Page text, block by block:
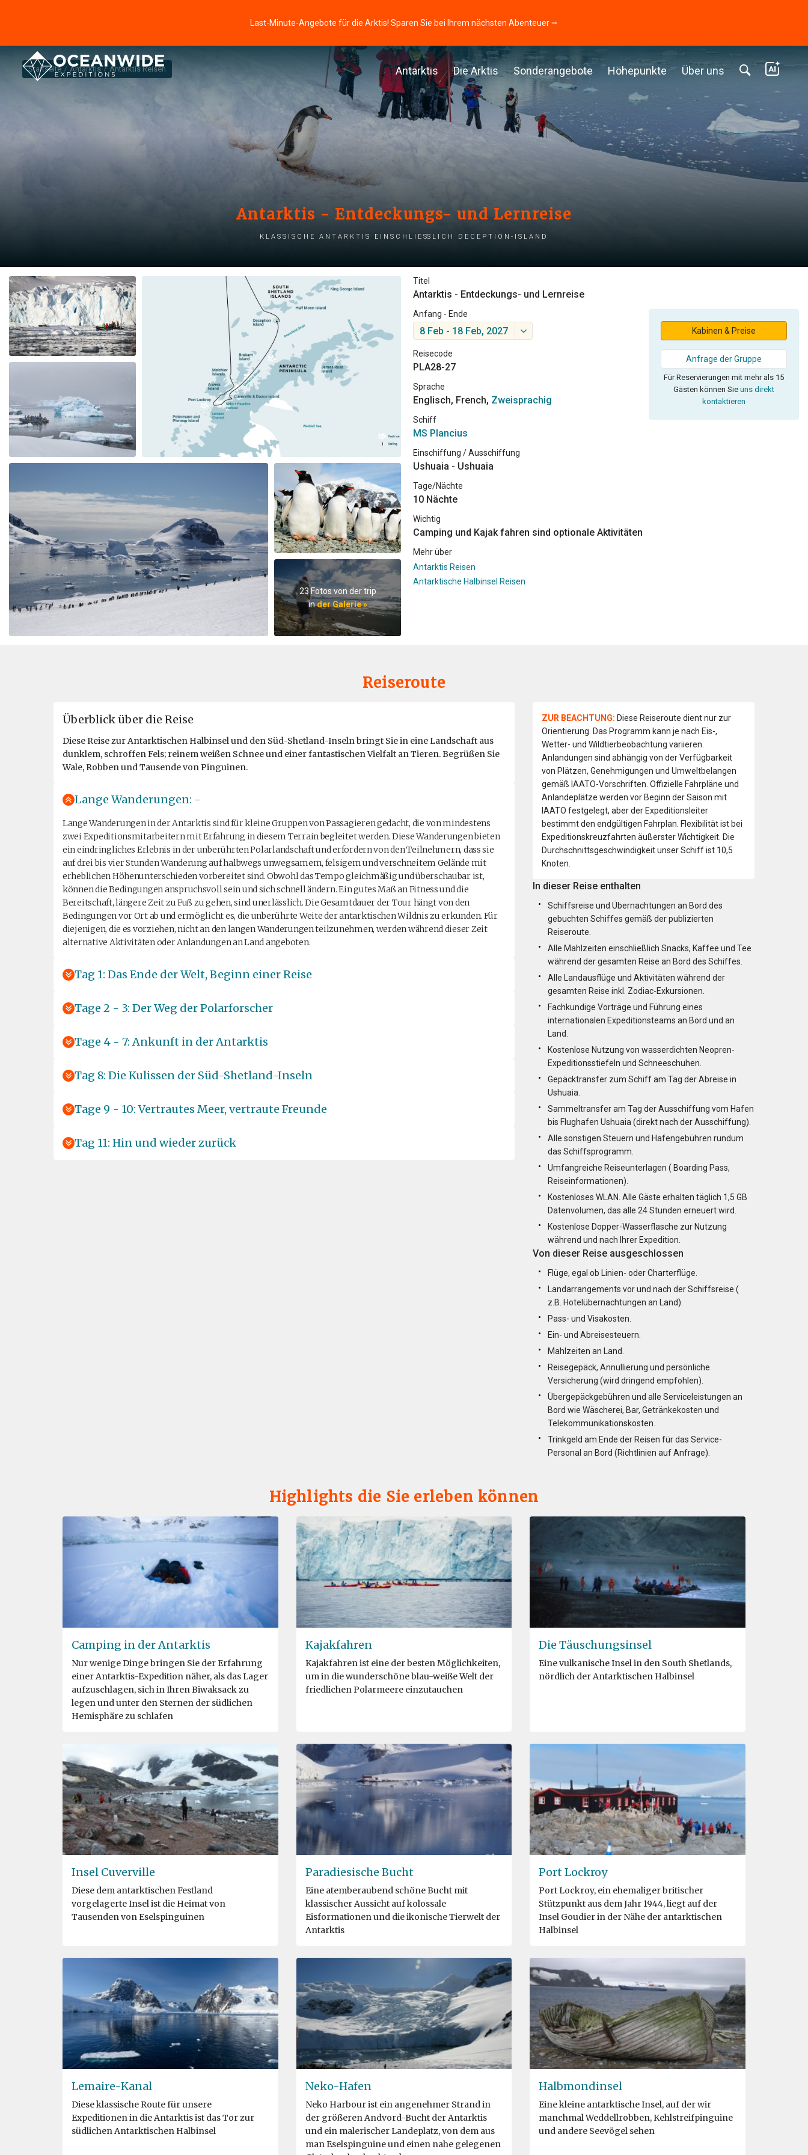
Last-Minute-Angebote für die Arktis! Sparen Sie bei Ihrem nächsten Abenteuer ⭢
Antarktis Die Arktis Sonderangebote Höhepunkte Über uns
Startseite Antarktis Antarktis Reisen
Antarktis - Entdeckungs- und Lernreise
Klassische Antarktis einschließlich Deception-Island
23 Fotos von der trip
inder Galerie »
Titel
Antarktis - Entdeckungs- und Lernreise
Anfang - Ende
8 Feb - 18 Feb, 2027
Reisecode
PLA28-27
Sprache
Englisch, French, Zweisprachig
Schiff
MS Plancius
Einschiffung / Ausschiffung
Ushuaia - Ushuaia
Tage/Nächte
10 Nächte
Wichtig
Camping und Kajak fahren sind optionale Aktivitäten
Mehr über
Antarktis Reisen
Antarktische Halbinsel Reisen
Kabinen & Preise
Anfrage der Gruppe
Für Reservierungen mit mehr als 15
Gästen können Sie uns direkt
kontaktieren
Reiseroute
Überblick über die Reise
Diese Reise zur Antarktischen Halbinsel und den Süd-Shetland-Inseln bringt Sie in eine Landschaft aus
dunklem, schroffen Fels; reinem weißen Schnee und einer fantastischen Vielfalt an Tieren. Begrüßen Sie
Wale, Robben und Tausende von Pinguinen.
Lange Wanderungen: -
Lange Wanderungen in der Antarktis sind für kleine Gruppen von Passagieren gedacht, die von mindestens
zwei Expeditionsmitarbeitern mit Erfahrung in diesem Terrain begleitet werden. Diese Wanderungen bieten
ein eindringliches Erlebnis in der unberührten Polarlandschaft und erfordern von den Teilnehmern, dass sie
auf drei bis vier Stunden Wanderung auf halbwegs unwegsamem, felsigem und verschneitem Gelände mit
erheblichen Höhenunterschieden vorbereitet sind. Obwohl das Tempo gleichmäßig und überschaubar ist,
können die Bedingungen anspruchsvoll sein und sich schnell ändern. Ein gutes Maß an Fitness und die
Bereitschaft, längere Zeit zu Fuß zu gehen, sind unerlässlich. Die Gesamtdauer der Tour hängt von den
Bedingungen vor Ort ab und ermöglicht es, die unberührte Weite der antarktischen Wildnis zu erkunden. Für
diejenigen, die es vorziehen, nicht an den langen Wanderungen teilzunehmen, werden während dieser Zeit
alternative Aktivitäten oder Anlandungen an Land angeboten.
Tag 1: Das Ende der Welt, Beginn einer Reise
Tage 2 - 3: Der Weg der Polarforscher
Tage 4 - 7: Ankunft in der Antarktis
Tag 8: Die Kulissen der Süd-Shetland-Inseln
Tage 9 - 10: Vertrautes Meer, vertraute Freunde
Tag 11: Hin und wieder zurück
ZUR BEACHTUNG: Diese Reiseroute dient nur zur
Orientierung. Das Programm kann je nach Eis-,
Wetter- und Wildtierbeobachtung variieren.
Anlandungen sind abhängig von der Verfügbarkeit
von Plätzen, Genehmigungen und Umweltbelangen
gemäß IAATO-Vorschriften. Offizielle Fahrpläne und
Anlandeplätze werden vor Beginn der Saison mit
IAATO festgelegt, aber der Expeditionsleiter
bestimmt den endgültigen Fahrplan. Flexibilität ist bei
Expeditionskreuzfahrten äußerster Wichtigkeit. Die
Durchschnittsgeschwindigkeit unser Schiff ist 10,5
Knoten.
In dieser Reise enthalten
Schiffsreise und Übernachtungen an Bord des
gebuchten Schiffes gemäß der publizierten
Reiseroute.
Alle Mahlzeiten einschließlich Snacks, Kaffee und Tee
während der gesamten Reise an Bord des Schiffes.
Alle Landausflüge und Aktivitäten während der
gesamten Reise inkl. Zodiac-Exkursionen.
Fachkundige Vorträge und Führung eines
internationalen Expeditionsteams an Bord und an
Land.
Kostenlose Nutzung von wasserdichten Neopren-
Expeditionsstiefeln und Schneeschuhen.
Gepäcktransfer zum Schiff am Tag der Abreise in
Ushuaia.
Sammeltransfer am Tag der Ausschiffung vom Hafen
bis Flughafen Ushuaia (direkt nach der Ausschiffung).
Alle sonstigen Steuern und Hafengebühren rundum
das Schiffsprogramm.
Umfangreiche Reiseunterlagen ( Boarding Pass,
Reiseinformationen).
Kostenloses WLAN. Alle Gäste erhalten täglich 1,5 GB
Datenvolumen, das alle 24 Stunden erneuert wird.
Kostenlose Dopper-Wasserflasche zur Nutzung
während und nach Ihrer Expedition.
Von dieser Reise ausgeschlossen
Flüge, egal ob Linien- oder Charterflüge.
Landarrangements vor und nach der Schiffsreise (
z.B. Hotelübernachtungen an Land).
Pass- und Visakosten.
Ein- und Abreisesteuern.
Mahlzeiten an Land.
Reisegepäck, Annullierung und persönliche
Versicherung (wird dringend empfohlen).
Übergepäckgebühren und alle Serviceleistungen an
Bord wie Wäscherei, Bar, Getränkekosten und
Telekommunikationskosten.
Trinkgeld am Ende der Reisen für das Service-
Personal an Bord (Richtlinien auf Anfrage).
Highlights die Sie erleben können
Camping in der Antarktis
Nur wenige Dinge bringen Sie der Erfahrung
einer Antarktis-Expedition näher, als das Lager
aufzuschlagen, sich in Ihren Biwaksack zu
legen und unter den Sternen der südlichen
Hemisphäre zu schlafen
Kajakfahren
Kajakfahren ist eine der besten Möglichkeiten,
um in die wunderschöne blau-weiße Welt der
friedlichen Polarmeere einzutauchen
Die Täuschungsinsel
Eine vulkanische Insel in den South Shetlands,
nördlich der Antarktischen Halbinsel
Insel Cuverville
Diese dem antarktischen Festland
vorgelagerte Insel ist die Heimat von
Tausenden von Eselspinguinen
Paradiesische Bucht
Eine atemberaubend schöne Bucht mit
klassischer Aussicht auf kolossale
Eisformationen und die ikonische Tierwelt der
Antarktis
Port Lockroy
Port Lockroy, ein ehemaliger britischer
Stützpunkt aus dem Jahr 1944, liegt auf der
Insel Goudier in der Nähe der antarktischen
Halbinsel
Lemaire-Kanal
Diese klassische Route für unsere
Expeditionen in die Antarktis ist das Tor zur
südlichen Antarktischen Halbinsel
Neko-Hafen
Neko Harbour ist ein angenehmer Strand in
der größeren Andvord-Bucht der Antarktis
und ein malerischer Landeplatz, von dem aus
man Eselspinguine und einen nahe gelegenen
Halbmondinsel
Eine kleine antarktische Insel, auf der wir
manchmal Weddellrobben, Kehlstreifpinguine
und andere Seevögel sehen